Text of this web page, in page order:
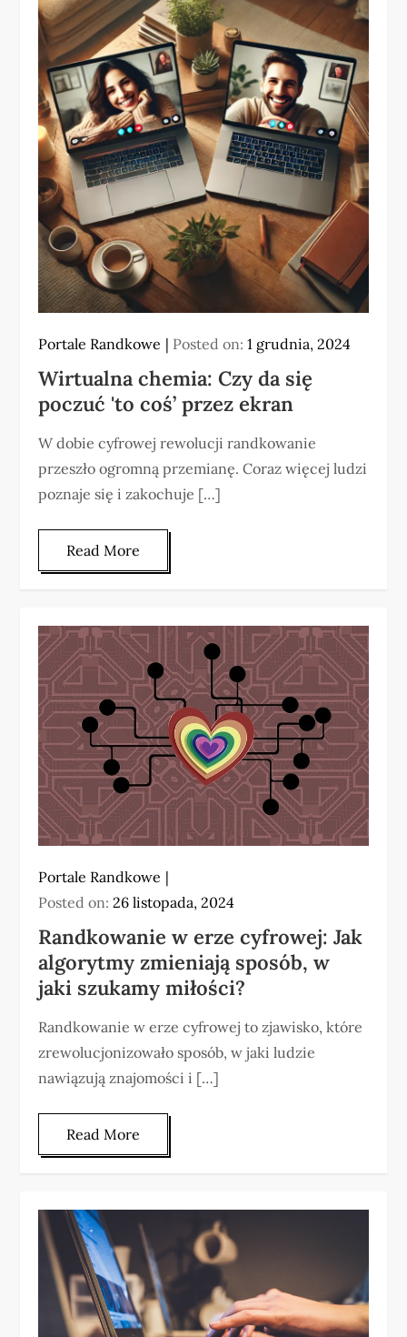
Portale Randkowe Posted on:1 grudnia, 2024
Wirtualna chemia: Czy da się
poczuć 'to coś’ przez ekran
W dobie cyfrowej rewolucji randkowanie
przeszło ogromną przemianę. Coraz więcej ludzi
poznaje się i zakochuje […]
Read More
Portale Randkowe
Posted on:26 listopada, 2024
Randkowanie w erze cyfrowej: Jak
algorytmy zmieniają sposób, w
jaki szukamy miłości?
Randkowanie w erze cyfrowej to zjawisko, które
zrewolucjonizowało sposób, w jaki ludzie
nawiązują znajomości i […]
Read More